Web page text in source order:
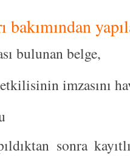
bulunan belge,
imzasını
sonra